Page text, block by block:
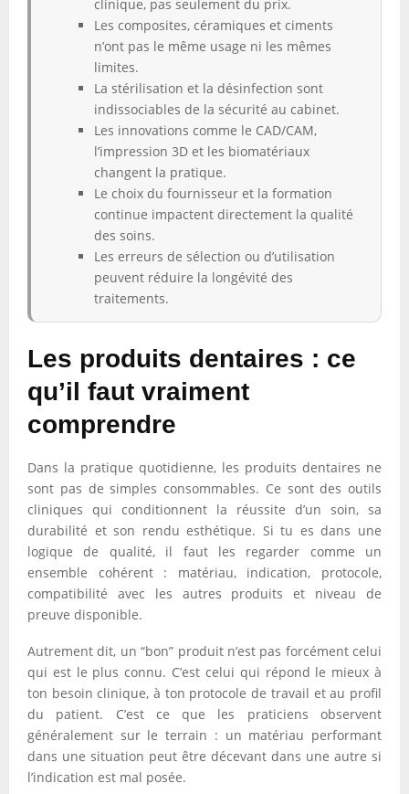
clinique, pas seulement du prix.
Les composites, céramiques et ciments
n’ont pas le même usage ni les mêmes
limites.
La stérilisation et la désinfection sont
indissociables de la sécurité au cabinet.
Les innovations comme le CAD/CAM,
l’impression 3D et les biomatériaux
changent la pratique.
Le choix du fournisseur et la formation
continue impactent directement la qualité
des soins.
Les erreurs de sélection ou d’utilisation
peuvent réduire la longévité des
traitements.
Les produits dentaires : ce
qu’il faut vraiment
comprendre
Dans la pratique quotidienne, les produits dentaires ne
sont pas de simples consommables. Ce sont des outils
cliniques qui conditionnent la réussite d’un soin, sa
durabilité et son rendu esthétique. Si tu es dans une
logique de qualité, il faut les regarder comme un
ensemble cohérent : matériau, indication, protocole,
compatibilité avec les autres produits et niveau de
preuve disponible.
Autrement dit, un “bon” produit n’est pas forcément celui
qui est le plus connu. C’est celui qui répond le mieux à
ton besoin clinique, à ton protocole de travail et au profil
du patient. C’est ce que les praticiens observent
généralement sur le terrain : un matériau performant
dans une situation peut être décevant dans une autre si
l’indication est mal posée.